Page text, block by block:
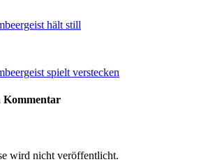
hält still
spielt verstecken
Kommentar
wird nicht veröffentlicht.